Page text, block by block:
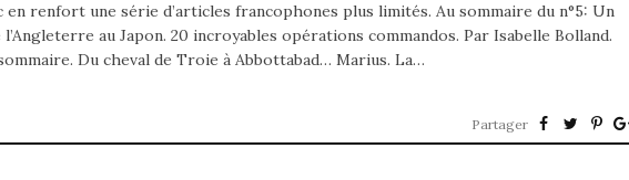
renfort une série d’articles francophones plus limités. Au sommaire du n°5: Un
au Japon. 20 incroyables opérations commandos. Par Isabelle Bolland.
Du cheval de Troie à Abbottabad… Marius. La…
Partager